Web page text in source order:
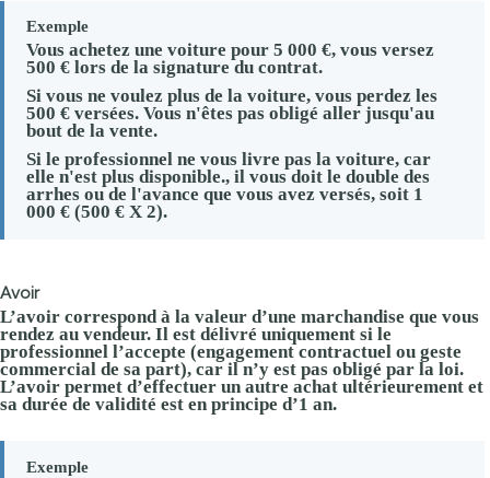
Exemple
Vous achetez une voiture pour 5 000 €, vous versez
500 €lors de la signature du contrat.
Si vous ne voulez plus de la voiture, vous perdez les
500 €versées. Vous n'êtes pas obligé aller jusqu'au
bout de la vente.
Si le professionnel ne vous livre pas la voiture, car
elle n'est plus disponible., il vous doit le double des
arrhes ou de l'avance que vous avez versés, soit 1
000 €(500 €X 2).
Avoir
L’avoir correspond à la valeur d’une marchandise que vous
rendez au vendeur. Il est délivré uniquement si le
professionnel l’accepte (engagement contractuel ou geste
commercial de sa part), car il n’y est pas obligé par la loi.
L’avoir permet d’effectuer un autre achat ultérieurement et
sa durée de validité est en principe d’1 an.
Exemple